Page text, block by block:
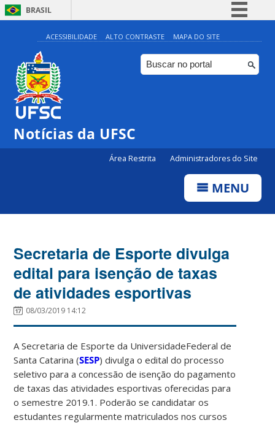
BRASIL
Simplifique!
Comunica BR
Participe
ACESSIBILIDADE ALTO CONTRASTE MAPA DO SITE
Notícias da UFSC
Área Restrita Administradores do Site
MENU
Secretaria de Esporte divulga
edital para isenção de taxas
de atividades esportivas
08/03/2019 14:12
A Secretaria de Esporte da UniversidadeFederal de
Santa Catarina (SESP) divulga o edital do processo
seletivo para a concessão de isenção do pagamento
de taxas das atividades esportivas oferecidas para
o semestre 2019.1. Poderão se candidatar os
estudantes regularmente matriculados nos cursos